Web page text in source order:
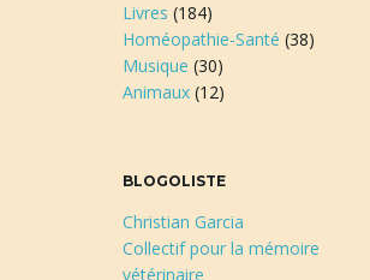
Livres (184)
Homéopathie-Santé (38)
Musique (30)
Animaux (12)
BLOGOLISTE
Christian Garcia
Collectif pour la mémoire
vétérinaire